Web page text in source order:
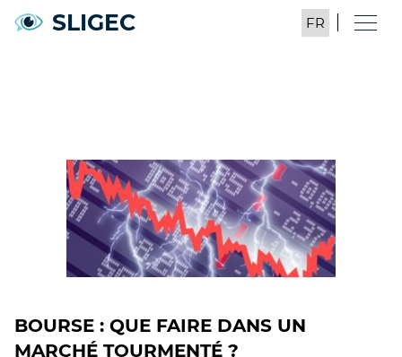
SLIGEC
BOURSE : QUE FAIRE DANS UN
MARCHÉ TOURMENTÉ ?